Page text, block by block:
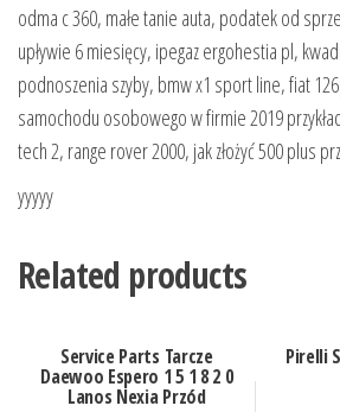
odma c 360, małe tanie auta, podatek od
upływie 6 miesięcy, ipegaz ergohestia pl,
podnoszenia szyby, bmw x1 sport line, fiat
samochodu osobowego w firmie 2019
tech 2, range rover 2000, jak złożyć 500 plus
yyyyy
Related products
Service Parts Tarcze
Daewoo Espero 1 5 1 8 2 0
Lanos Nexia Przód
Pirelli